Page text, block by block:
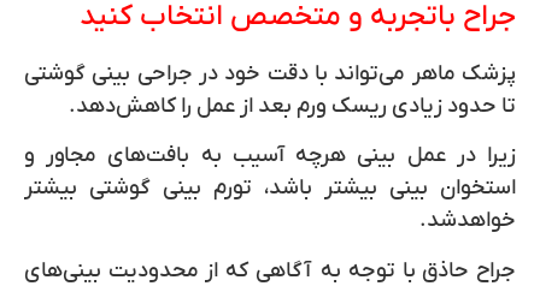
جراح باتجربه و متخصص انتخاب کنید
پزشک ماهر می‌تواند با دقت خود در جراحی بینی گوشتی
تا حدود زیادی ریسک ورم بعد از عمل را کاهش‌دهد.
زیرا در عمل بینی هرچه آسیب به بافت‌های مجاور و
استخوان بینی بیشتر باشد، تورم بینی گوشتی بیشتر
خواهد‌شد.
جراح حاذق با توجه به آگاهی که از محدودیت بینی‌های